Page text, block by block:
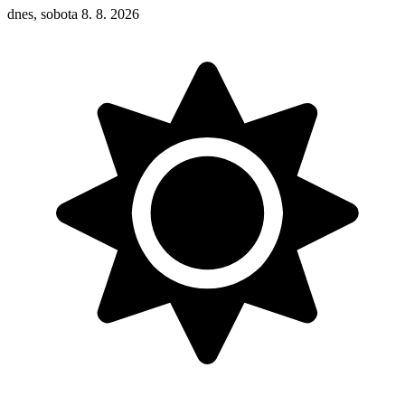
dnes, sobota 8. 8. 2026